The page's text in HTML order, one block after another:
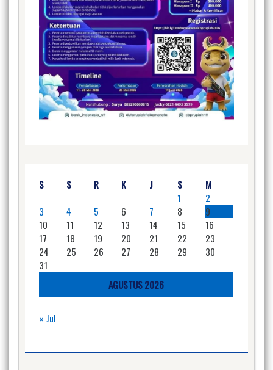
AGUSTUS 2026
S S R K J S
M
1
2
3
4 5 6 7 8
9
10
11 12 13 14 15
16
17
18 19 20 21 22
23
24
25 26 27 28 29
30
31
« Jul